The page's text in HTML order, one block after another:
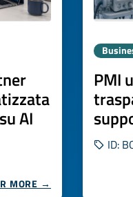
AI
MORE →
PMI
ID: